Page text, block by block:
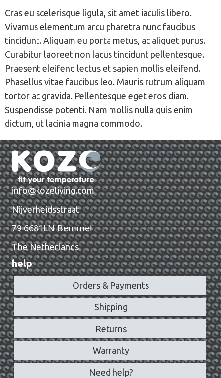
Cras eu scelerisque ligula, sit amet iaculis libero.
Vivamus elementum arcu pharetra nunc faucibus
tincidunt. Aliquam eu porta metus, ac aliquet purus.
Curabitur laoreet non lacus tincidunt pellentesque.
Praesent eleifend lectus et sapien mollis eleifend.
Phasellus vitae faucibus leo. Mauris rutrum aliquam
tortor ac gravida. Pellentesque eget eros diam.
Suspendisse potenti. Nam mollis nulla quis enim
dictum, ut lacinia magna commodo.
info@kozeliving.com
Nijverheidsstraat
79 6681LN Bemmel
The Netherlands
help
Orders & Payments
Shipping
Returns
Warranty
Need help?